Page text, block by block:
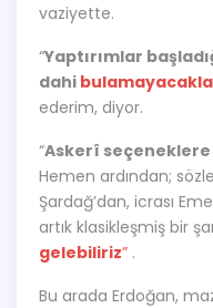
vaziyette.
“Yaptırımlar
dahi
ederim, diyor.
“Askerî
Hemen ardından;
Şardağ’dan, icrası
artık klasikleşmiş bir
gelebiliriz” .
Bu arada Erdoğan,